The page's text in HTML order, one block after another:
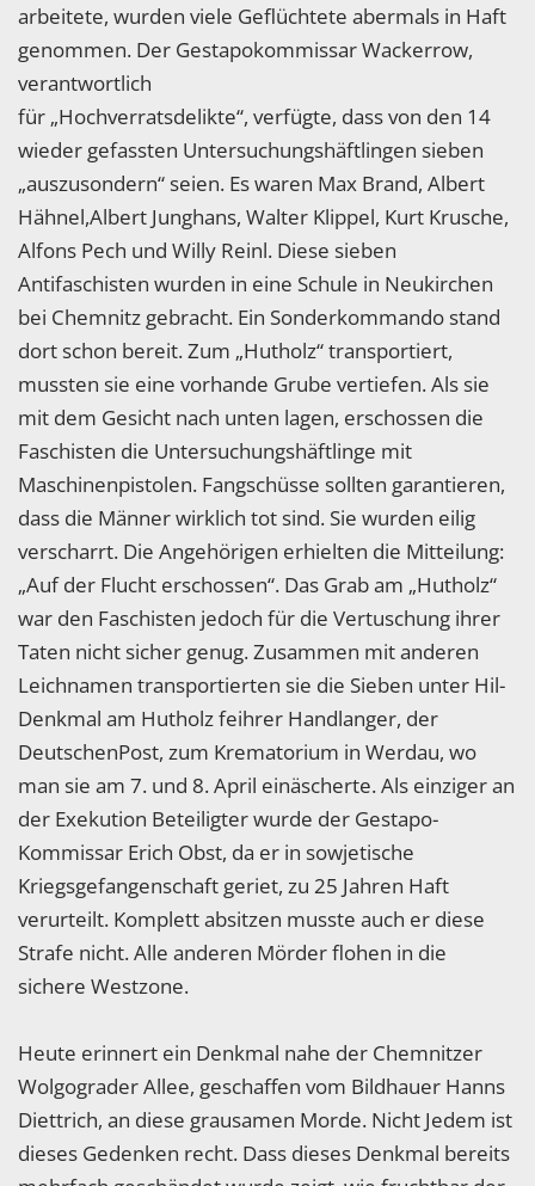
arbeitete, wurden viele Geflüchtete abermals in Haft
genommen. Der Gestapokommissar Wackerrow,
verantwortlich
für „Hochverratsdelikte“, verfügte, dass von den 14
wieder gefassten Untersuchungshäftlingen sieben
„auszusondern“ seien. Es waren Max Brand, Albert
Hähnel,Albert Junghans, Walter Klippel, Kurt Krusche,
Alfons Pech und Willy Reinl. Diese sieben
Antifaschisten wurden in eine Schule in Neukirchen
bei Chemnitz gebracht. Ein Sonderkommando stand
dort schon bereit. Zum „Hutholz“ transportiert,
mussten sie eine vorhande Grube vertiefen. Als sie
mit dem Gesicht nach unten lagen, erschossen die
Faschisten die Untersuchungshäftlinge mit
Maschinenpistolen. Fangschüsse sollten garantieren,
dass die Männer wirklich tot sind. Sie wurden eilig
verscharrt. Die Angehörigen erhielten die Mitteilung:
„Auf der Flucht erschossen“. Das Grab am „Hutholz“
war den Faschisten jedoch für die Vertuschung ihrer
Taten nicht sicher genug. Zusammen mit anderen
Leichnamen transportierten sie die Sieben unter Hil-
Denkmal am Hutholz feihrer Handlanger, der
DeutschenPost, zum Krematorium in Werdau, wo
man sie am 7. und 8. April einäscherte. Als einziger an
der Exekution Beteiligter wurde der Gestapo-
Kommissar Erich Obst, da er in sowjetische
Kriegsgefangenschaft geriet, zu 25 Jahren Haft
verurteilt. Komplett absitzen musste auch er diese
Strafe nicht. Alle anderen Mörder flohen in die
sichere Westzone.
Heute erinnert ein Denkmal nahe der Chemnitzer
Wolgograder Allee, geschaffen vom Bildhauer Hanns
Diettrich, an diese grausamen Morde. Nicht Jedem ist
dieses Gedenken recht. Dass dieses Denkmal bereits